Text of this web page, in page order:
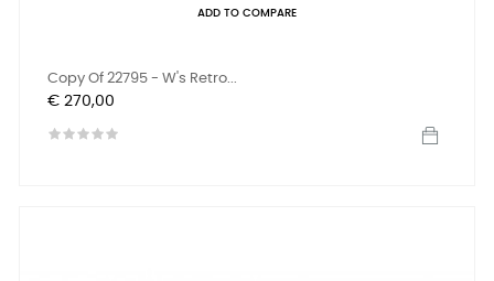
ADD TO COMPARE
Copy Of 22795 - W's Retro...
Prijs
€ 270,00